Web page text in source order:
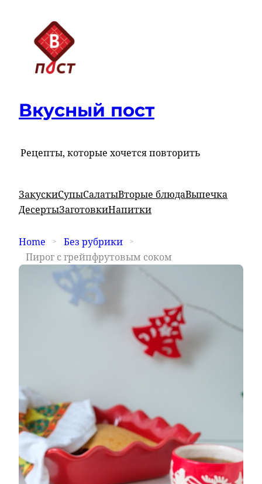
Вкусный пост
Рецепты, которые хочется повторить
ЗакускиСупыСалатыВторые блюдаВыпечка
ДесертыЗаготовкиНапитки
Home
Без рубрики
Пирог с грейпфрутовым соком